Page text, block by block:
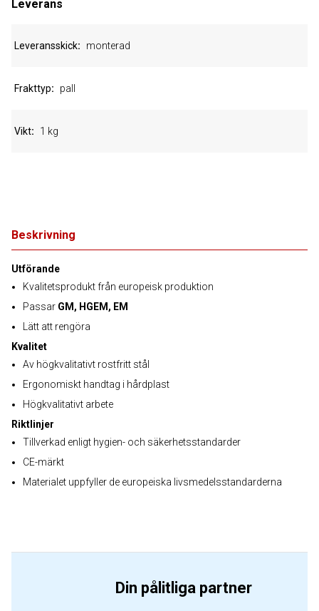
Beskrivning
Utförande
Kvalitetsprodukt från europeisk produktion
Passar GM, HGEM, EM
Lätt att rengöra
Kvalitet
Av högkvalitativt rostfritt stål
Ergonomiskt handtag i hårdplast
Högkvalitativt arbete
Riktlinjer
Tillverkad enligt hygien- och säkerhetsstandarder
CE-märkt
Materialet uppfyller de europeiska livsmedelsstandarderna
Leverans
Leveransskick monterad
Frakttyp pall
Vikt 1 kg
Din pålitliga partner